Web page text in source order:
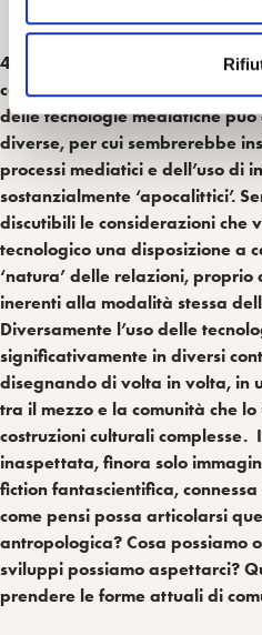
s
o
4) Alcune ricerche, che si
conducono a sostenere che, in
delle tecnologie mediatiche
diverse, per cui sembrerebbe
processi mediatici e dell’uso di
sostanzialmente ‘apocalittici’.
discutibili le considerazioni che
tecnologico una disposizione a
‘natura’ delle relazioni,
inerenti alla modalità stessa
Diversamente l’uso delle
significativamente in diversi
disegnando di volta in volta, in
tra il mezzo e la comunità che
costruzioni culturali complesse.
inaspettata, finora solo
fiction fantascientifica,
come pensi possa articolarsi
antropologica? Cosa possiamo
sviluppi possiamo aspettarci?
prendere le forme attuali di